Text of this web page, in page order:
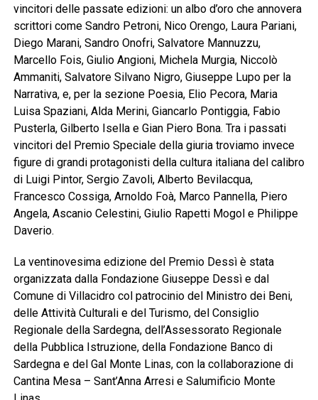
vincitori delle passate edizioni: un albo d’oro che annovera
scrittori come Sandro Petroni, Nico Orengo, Laura Pariani,
Diego Marani, Sandro Onofri, Salvatore Mannuzzu,
Marcello Fois, Giulio Angioni, Michela Murgia, Niccolò
Ammaniti, Salvatore Silvano Nigro, Giuseppe Lupo per la
Narrativa, e, per la sezione Poesia, Elio Pecora, Maria
Luisa Spaziani, Alda Merini, Giancarlo Pontiggia, Fabio
Pusterla, Gilberto Isella e Gian Piero Bona. Tra i passati
vincitori del Premio Speciale della giuria troviamo invece
figure di grandi protagonisti della cultura italiana del calibro
di Luigi Pintor, Sergio Zavoli, Alberto Bevilacqua,
Francesco Cossiga, Arnoldo Foà, Marco Pannella, Piero
Angela, Ascanio Celestini, Giulio Rapetti Mogol e Philippe
Daverio.
La ventinovesima edizione del Premio Dessì è stata
organizzata dalla Fondazione Giuseppe Dessì e dal
Comune di Villacidro col patrocinio del Ministro dei Beni,
delle Attività Culturali e del Turismo, del Consiglio
Regionale della Sardegna, dell’Assessorato Regionale
della Pubblica Istruzione, della Fondazione Banco di
Sardegna e del Gal Monte Linas, con la collaborazione di
Cantina Mesa – Sant’Anna Arresi e Salumificio Monte